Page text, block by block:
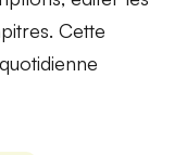
. Cette